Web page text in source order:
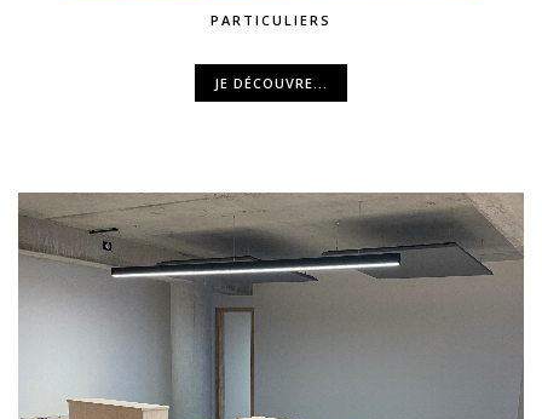
PARTICULIERS
JE DÉCOUVRE...